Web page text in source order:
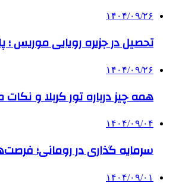
۱۴۰۴/۰۹/۲۶
تحصیل در جزیره رویایی موریس
۱۴۰۴/۰۹/۲۶
همه چیز درباره تور کربلا و
۱۴۰۴/۰۹/۰۴
سرمایه گذاری در رومانی؛
۱۴۰۴/۰۹/۰۱